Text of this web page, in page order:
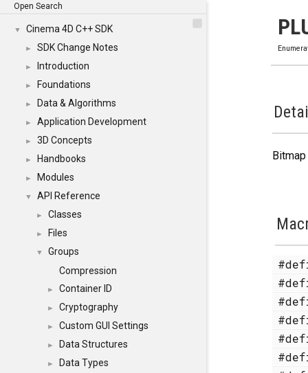
Open Search
▼ Cinema 4D C++ SDK
► SDK Change Notes
► Introduction
► Foundations
► Data & Algorithms
► Application Development
► 3D Concepts
► Handbooks
► Modules
▼ API Reference
► Classes
► Files
▼
Groups
Compression
► Container ID
► Cryptography
► Custom GUI Settings
► Data Structures
► Data Types